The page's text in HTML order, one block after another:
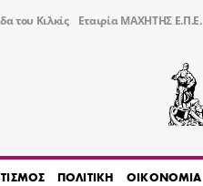
του Κιλκίς Εταιρία ΜΑΧΗΤΗΣ Ε.Π.Ε.
ΠΟΛΙΤΙΚΗ ΟΙΚΟΝΟΜΙΑ